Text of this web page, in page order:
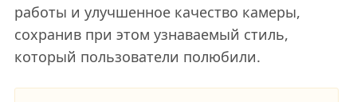
работы и улучшенное качество камеры,
сохранив при этом узнаваемый стиль,
который пользователи полюбили.